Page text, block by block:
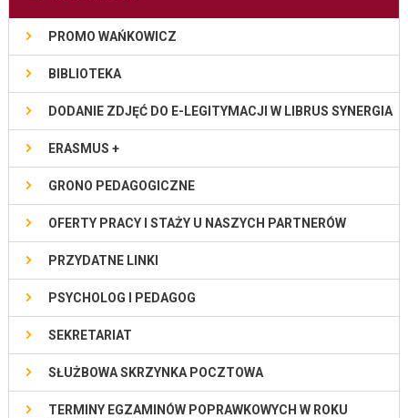
PROMO WAŃKOWICZ
BIBLIOTEKA
DODANIE ZDJĘĆ DO E-LEGITYMACJI W LIBRUS SYNERGIA
ERASMUS +
GRONO PEDAGOGICZNE
OFERTY PRACY I STAŻY U NASZYCH PARTNERÓW
PRZYDATNE LINKI
PSYCHOLOG I PEDAGOG
SEKRETARIAT
SŁUŻBOWA SKRZYNKA POCZTOWA
TERMINY EGZAMINÓW POPRAWKOWYCH W ROKU